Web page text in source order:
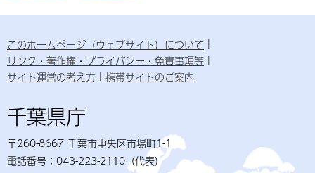
このホームページ（ウェブサイト）について
リンク・著作権・プライバシー・免責事項等
サイト運営の考え方
携帯サイトのご案内
千葉県庁
〒260-8667 千葉市中央区市場町1-1
電話番号：043-223-2110（代表）